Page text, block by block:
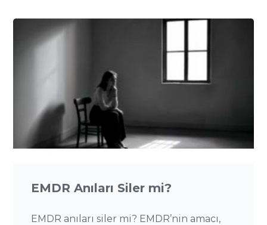
EMDR Anıları Siler mi?
EMDR anıları siler mi? EMDR’nin amacı,